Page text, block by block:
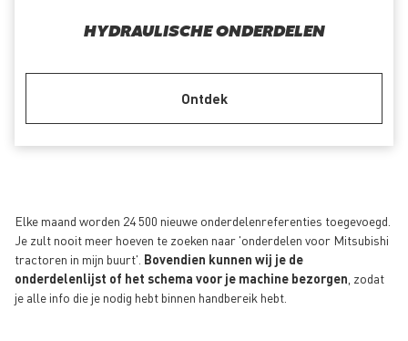
HYDRAULISCHE ONDERDELEN
Ontdek
Elke maand worden 24 500 nieuwe onderdelenreferenties toegevoegd.
Je zult nooit meer hoeven te zoeken naar 'onderdelen voor Mitsubishi
tractoren in mijn buurt'. Bovendien kunnen wij je de
onderdelenlijst of het schema voor je machine bezorgen , zodat
je alle info die je nodig hebt binnen handbereik hebt.